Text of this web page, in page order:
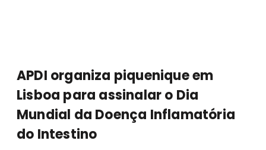
APDI organiza piquenique em
Lisboa para assinalar o Dia
Mundial da Doença Inflamatória
do Intestino